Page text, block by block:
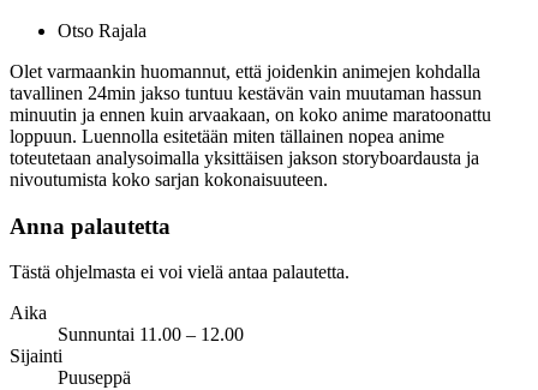
Otso Rajala
Olet varmaankin huomannut, että joidenkin animejen kohdalla
tavallinen 24min jakso tuntuu kestävän vain muutaman hassun
minuutin ja ennen kuin arvaakaan, on koko anime maratoonattu
loppuun. Luennolla esitetään miten tällainen nopea anime
toteutetaan analysoimalla yksittäisen jakson storyboardausta ja
nivoutumista koko sarjan kokonaisuuteen.
Anna palautetta
Tästä ohjelmasta ei voi vielä antaa palautetta.
Aika
Sunnuntai 11.00 – 12.00
Sijainti
Puuseppä